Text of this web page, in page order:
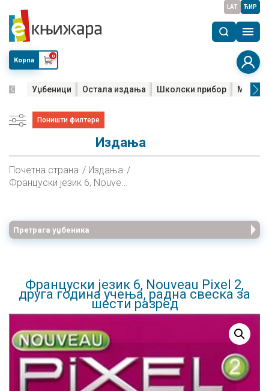
LAT ЋИР
Корпа
0
Уџбеници Остала издања Школски прибор Мала
Поништи филтере
Издања
Почетна страна
Издања
Француски језик 6, Nouveau Pixel 2, друга година учења, радна свеска за шести разред
Претрага уџбеника
Француски језик 6, Nouveau Pixel 2,
друга година учења, радна свеска за
шести разред